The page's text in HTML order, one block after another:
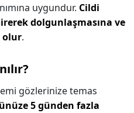
uygundur. Cildi
dolgunlaşmasına ve
olur.
gözlerinize temas
5 günden fazla